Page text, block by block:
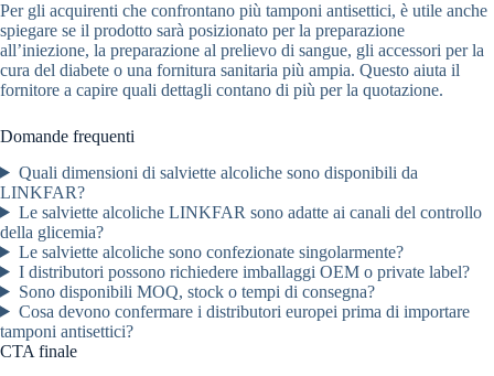
Per gli acquirenti che confrontano più tamponi antisettici, è utile anche
spiegare se il prodotto sarà posizionato per la preparazione
all’iniezione, la preparazione al prelievo di sangue, gli accessori per la
cura del diabete o una fornitura sanitaria più ampia. Questo aiuta il
fornitore a capire quali dettagli contano di più per la quotazione.
Domande frequenti
Quali dimensioni di salviette alcoliche sono disponibili da
LINKFAR?
Le salviette alcoliche LINKFAR sono adatte ai canali del controllo
della glicemia?
Le salviette alcoliche sono confezionate singolarmente?
I distributori possono richiedere imballaggi OEM o private label?
Sono disponibili MOQ, stock o tempi di consegna?
Cosa devono confermare i distributori europei prima di importare
tamponi antisettici?
CTA finale